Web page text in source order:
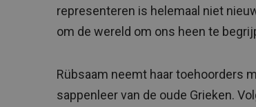
representeren is helemaal niet
om de wereld om ons heen te
Rübsaam neemt haar toehoorders
sappenleer van de oude Grieken.